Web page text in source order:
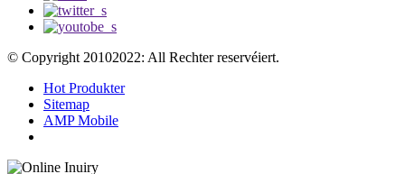
© Copyright 20102022: All Rechter reservéiert.
Hot Produkter
Sitemap
AMP Mobile